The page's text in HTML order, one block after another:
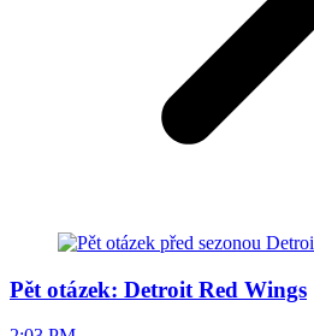
Pět otázek: Detroit Red Wings